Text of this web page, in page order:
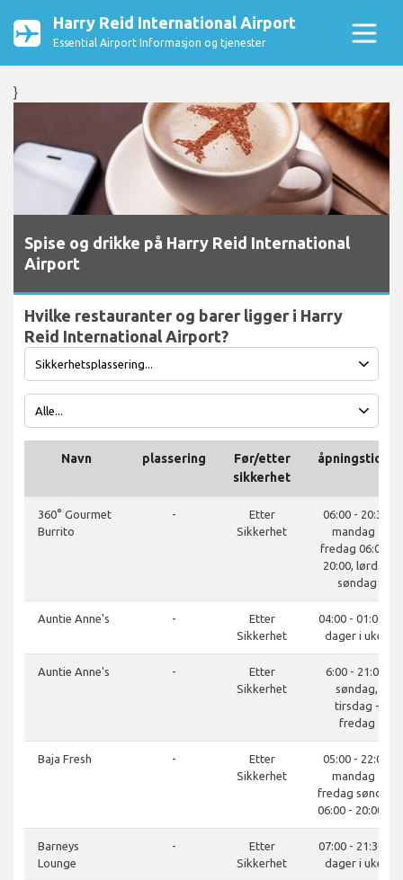
Harry Reid International Airport
Essential Airport Informasjon og tjenester
}
Spise og drikke på Harry Reid International
Airport
Hvilke restauranter og barer ligger i Harry
Reid International Airport?
Navn plassering
Før/etter
sikkerhet
åpningstider
360° Gourmet
Burrito
-
Etter
Sikkerhet
06:00 - 20:30,
mandag -
fredag 06:00 -
20:00, lørdag
søndag
Auntie Anne's -
Etter
Sikkerhet
04:00 - 01:00, 7
dager i uken
Auntie Anne's -
Etter
Sikkerhet
6:00 - 21:00,
søndag,
tirsdag -
fredag
Baja Fresh -
Etter
Sikkerhet
05:00 - 22:00,
mandag -
fredag søndag
06:00 - 20:00, S
Barneys
Lounge
-
Etter
Sikkerhet
07:00 - 21:30, 7
dager i uken